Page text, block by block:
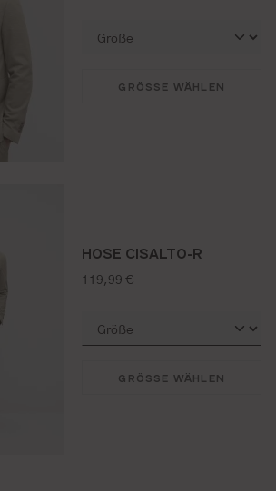
GRÖSSE WÄHLEN
HOSE CISALTO-R
regulärer preis:
119,99 €
GRÖSSE WÄHLEN